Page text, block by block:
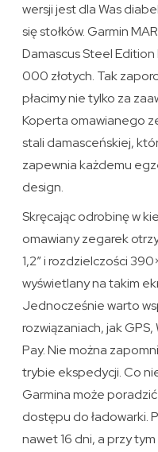
wersji jest dla Was
się stołków. Garmin
Damascus Steel
000 złotych. Tak
płacimy nie tylko za
Koperta omawianego
stali damasceńskiej,
zapewnia każdemu
design.
Skręcając odrobinę w
omawiany zegarek
1,2″ i rozdzielczości
wyświetlany na takim
Jednocześnie warto
rozwiązaniach, jak
Pay. Nie można
trybie ekspedycji. Co
Garmina może
dostępu do ładowarki.
nawet 16 dni, a przy